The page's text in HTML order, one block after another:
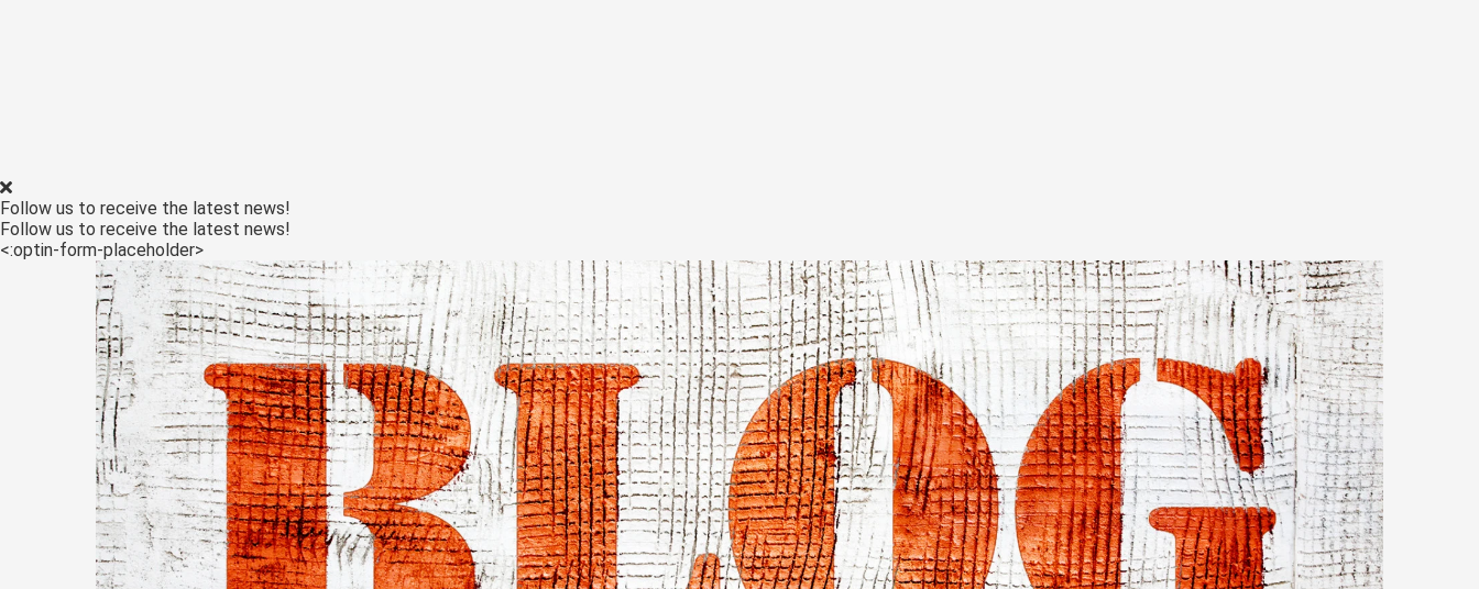
Follow us to receive the latest news!
Follow us to receive the latest news!
<:optin-form-placeholder>